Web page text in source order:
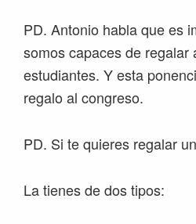
PD. Antonio habla que es
somos capaces de regalar
estudiantes. Y esta
regalo al congreso.
PD. Si te quieres regalar
La tienes de dos tipos: